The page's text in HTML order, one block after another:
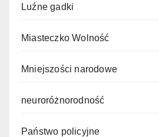
Luźne gadki
Miasteczko Wolność
Mniejszości narodowe
neuroróżnorodność
Państwo policyjne